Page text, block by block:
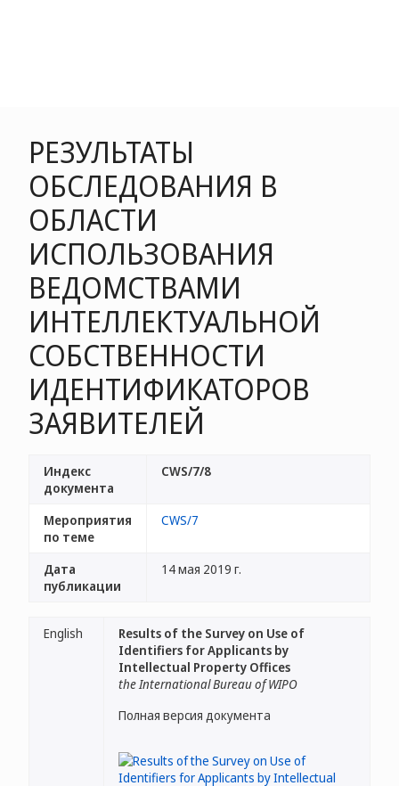
РЕЗУЛЬТАТЫ
ОБСЛЕДОВАНИЯ В
ОБЛАСТИ
ИСПОЛЬЗОВАНИЯ
ВЕДОМСТВАМИ
ИНТЕЛЛЕКТУАЛЬНОЙ
СОБСТВЕННОСТИ
ИДЕНТИФИКАТОРОВ
ЗАЯВИТЕЛЕЙ
Индекс
документа
CWS/7/8
Мероприятия
по теме
CWS/7
Дата
публикации
14 мая 2019 г.
English
Results of the Survey on Use of
Identifiers for Applicants by
Intellectual Property Offices
the International Bureau of WIPO
Полная версия документа